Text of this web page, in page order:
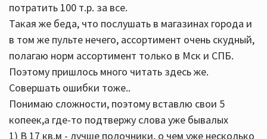
потратить 100 т.р. за все.
Такая же беда, что послушать в магазинах города и
в том же пульте нечего, ассортимент очень скудный,
полагаю норм ассортимент только в Мск и СПБ.
Поэтому пришлось много читать здесь же.
Совершать ошибки тоже..
Понимаю сложности, поэтому вставлю свои 5
копеек,а где-то подтвержу слова уже бывалых
1) В 17 кв.м - лучше полочники, о чем уже несколько